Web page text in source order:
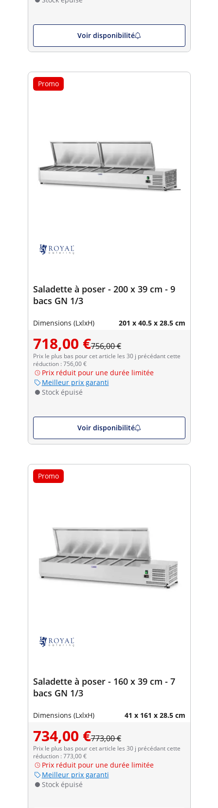
Voir disponibilité
Promo
Saladette à poser - 200 x 39 cm - 9
bacs GN 1/3
Dimensions (LxlxH) 201 x 40.5 x 28.5 cm
718,00 €756,00 €
Prix le plus bas pour cet article les 30 j précédant cette
réduction : 756,00 €
Prix réduit pour une durée limitée
Meilleur prix garanti
Stock épuisé
Voir disponibilité
Promo
Saladette à poser - 160 x 39 cm - 7
bacs GN 1/3
Dimensions (LxlxH) 41 x 161 x 28.5 cm
734,00 €773,00 €
Prix le plus bas pour cet article les 30 j précédant cette
réduction : 773,00 €
Prix réduit pour une durée limitée
Meilleur prix garanti
Stock épuisé